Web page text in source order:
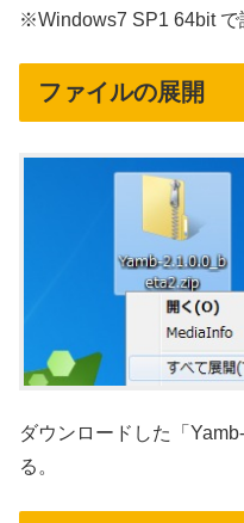
※Windows7 SP1 64bit で
ファイルの展開
ダウンロードした「
る。